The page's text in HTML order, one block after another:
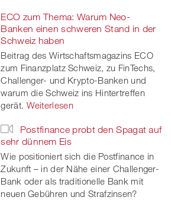
ECO zum Thema: Warum Neo-
Banken einen schweren Stand in der
Schweiz haben
Beitrag des Wirtschaftsmagazins ECO
zum Finanzplatz Schweiz, zu FinTechs,
Challenger- und Krypto-Banken und
warum die Schweiz ins Hintertreffen
gerät. Weiterlesen
Postfinance probt den Spagat auf
sehr dünnem Eis
Wie positioniert sich die Postfinance in
Zukunft – in der Nähe einer Challenger-
Bank oder als traditionelle Bank mit
neuen Gebühren und Strafzinsen?